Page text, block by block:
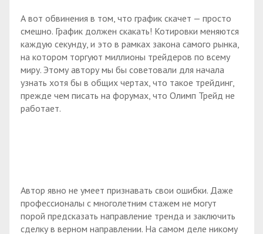
А вот обвинения в том, что график скачет — просто
смешно. График должен скакать! Котировки меняются
каждую секунду, и это в рамках закона самого рынка,
на котором торгуют миллионы трейдеров по всему
миру. Этому автору мы бы советовали для начала
узнать хотя бы в общих чертах, что такое трейдинг,
прежде чем писать на форумах, что Олимп Трейд не
работает.
Автор явно не умеет признавать свои ошибки. Даже
профессионалы с многолетним стажем не могут
порой предсказать направление тренда и заключить
сделку в верном направлении. На самом деле никому